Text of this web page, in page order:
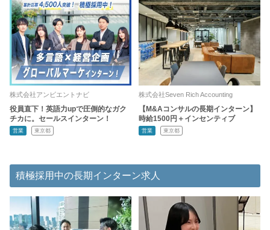
株式会社アンビエントナビ
役員直下！英語力upで圧倒的なガク
チカに。セールスインターン！
営業 東京都
株式会社Seven Rich Accounting
【M&Aコンサルの長期インターン】
時給1500円＋インセンティブ
営業 東京都
積極採用中の長期インターン求人